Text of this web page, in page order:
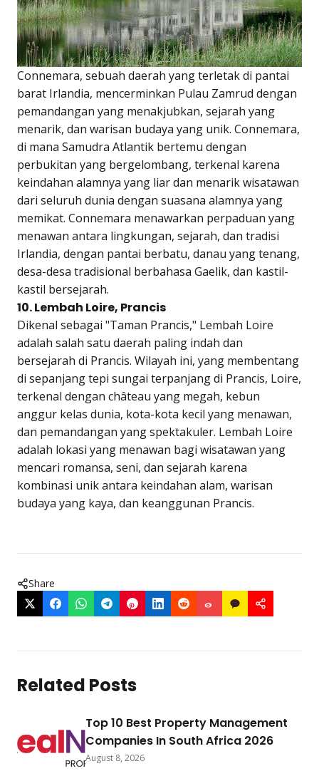
Connemara, sebuah daerah yang terletak di pantai
barat Irlandia, mencerminkan Pulau Zamrud dengan
pemandangan yang menakjubkan, sejarah yang
menarik, dan warisan budaya yang unik. Connemara,
di mana Samudra Atlantik bertemu dengan
perbukitan yang bergelombang, terkenal karena
keindahan alamnya yang liar dan menarik wisatawan
dari seluruh dunia dengan suasana alamnya yang
memikat. Connemara menawarkan perpaduan yang
menawan antara lingkungan, sejarah, dan tradisi
Irlandia, dengan pantai berbatu, danau yang tenang,
desa-desa tradisional berbahasa Gaelik, dan kastil-
kastil bersejarah.
10. Lembah Loire, Prancis
Dikenal sebagai "Taman Prancis," Lembah Loire
adalah salah satu daerah paling indah dan
bersejarah di Prancis. Wilayah ini, yang membentang
di sepanjang tepi sungai terpanjang di Prancis, Loire,
terkenal dengan château yang megah, kebun
anggur kelas dunia, kota-kota kecil yang menawan,
dan pemandangan yang spektakuler. Lembah Loire
adalah lokasi yang menawan bagi wisatawan yang
mencari romansa, seni, dan sejarah karena
kombinasi unik antara keindahan alam, warisan
budaya yang kaya, dan keanggunan Prancis.
Share
Related Posts
Top 10 Best Property Management
Companies In South Africa 2026
August 8, 2026